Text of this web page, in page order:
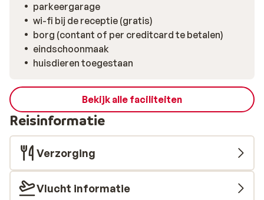
parkeergarage
wi-fi bij de receptie (gratis)
borg (contant of per creditcard te betalen)
eindschoonmaak
huisdieren toegestaan
Bekijk alle faciliteiten
Reisinformatie
Verzorging
Vlucht informatie